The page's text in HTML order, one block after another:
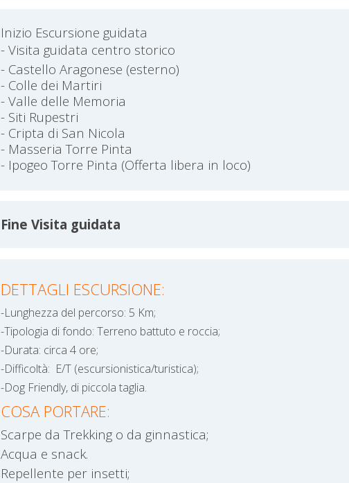
Inizio Escursione guidata
- Visita guidata centro storico
- Castello Aragonese (esterno)
- Colle dei Martiri
- Valle delle Memoria
- Siti Rupestri
- Cripta di San Nicola
- Masseria Torre Pinta
- Ipogeo Torre Pinta (Offerta libera in loco)
Fine Visita guidata
DETTAGLI ESCURSIONE:
-Lunghezza del percorso: 5 Km;
-Tipologia di fondo: Terreno battuto e roccia;
-Durata: circa 4 ore;
-Difficoltà: E/T (escursionistica/turistica);
-Dog Friendly, di piccola taglia.
COSA PORTARE:
Scarpe da Trekking o da ginnastica;
Acqua e snack.
Repellente per insetti;